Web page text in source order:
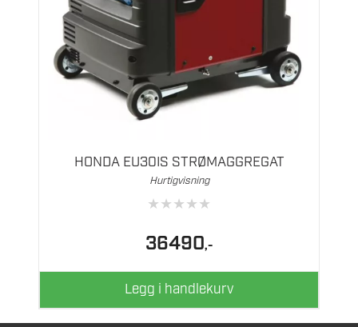
HONDA EU30IS STRØMAGGREGAT
Hurtigvisning
★★★★★
36490,-
Legg i handlekurv